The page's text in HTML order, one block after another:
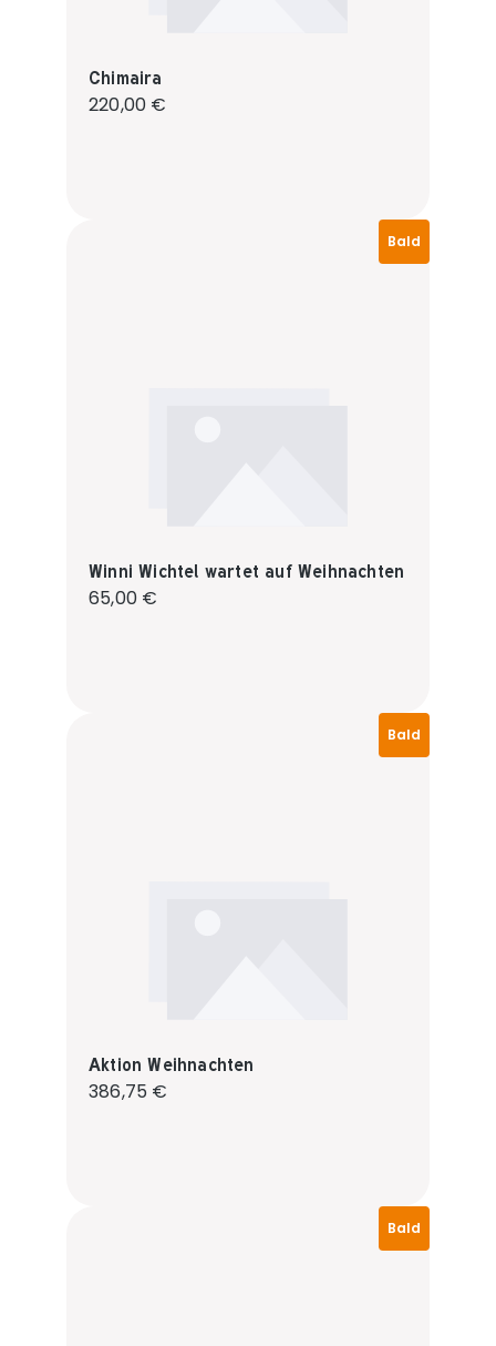
Chimaira
Regulärer Preis:
220,00 €
Bald
Winni Wichtel wartet auf Weihnachten
Regulärer Preis:
65,00 €
Bald
Aktion Weihnachten
Regulärer Preis:
386,75 €
Bald